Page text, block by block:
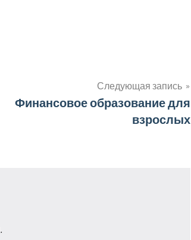
Следующая запись
Финансовое образование для
взрослых